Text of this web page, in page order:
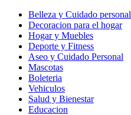
Belleza y Cuidado personal
Decoracion para el hogar
Hogar y Muebles
Deporte y Fitness
Aseo y Cuidado Personal
Mascotas
Boleteria
Vehiculos
Salud y Bienestar
Educacion